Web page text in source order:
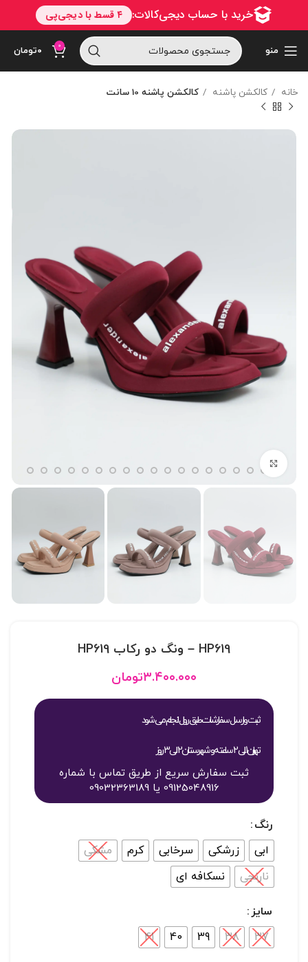
منو 0 ۰تومان
خانه کالکشن پاشنه کالکشن پاشنه 10 سانت
HP619 – ونگ دو رکاب HP619
۳.۴۰۰.۰۰۰تومان
ثبت و ارسال سفارشات طبق روال انجام می شود
تهران 1 الی 2 ساعته و شهرستان 2 الی 3 روز
ثبت سفارش سریع از طریق تماس با شماره
09125048916 یا 09032363189
رنگ
ابی
زرشکی سرخابی کرم
مشکی
نارنجی
نسکافه ای
سایز
37
38
39
40
41